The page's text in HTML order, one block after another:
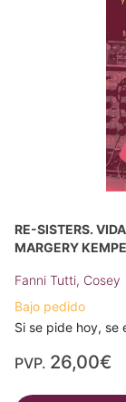
RE-SISTERS.
MARGERY
Fanni Tutti, Cosey
Bajo pedido
Si se pide hoy, se
PVP. 26,00€